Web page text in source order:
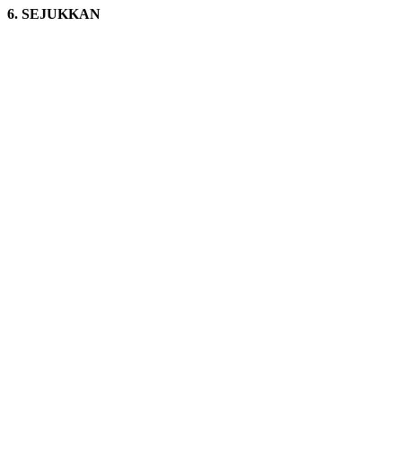
6. SEJUKKAN